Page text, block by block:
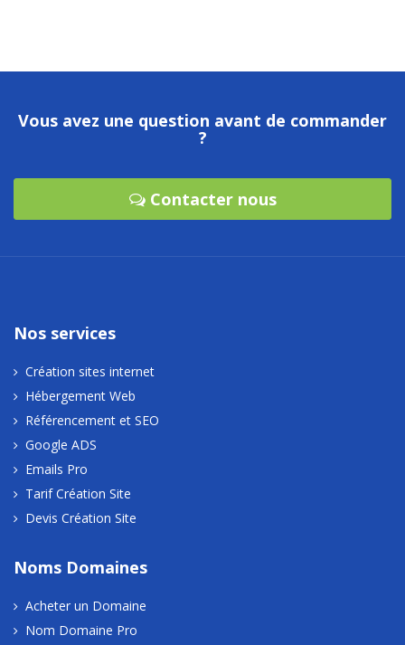
Vous avez une question avant de commander
?
Contacter nous
Nos services
Création sites internet
Hébergement Web
Référencement et SEO
Google ADS
Emails Pro
Tarif Création Site
Devis Création Site
Noms Domaines
Acheter un Domaine
Nom Domaine Pro